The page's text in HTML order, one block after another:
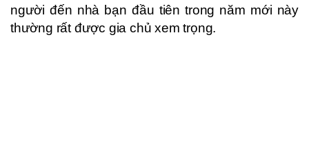
người đến nhà bạn đầu tiên trong năm mới này
thường rất được gia chủ xem trọng.